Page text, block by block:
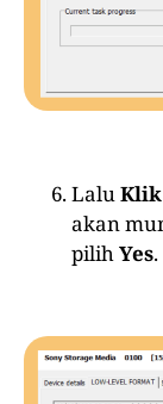
LaluKlik
akan
pilihYes.